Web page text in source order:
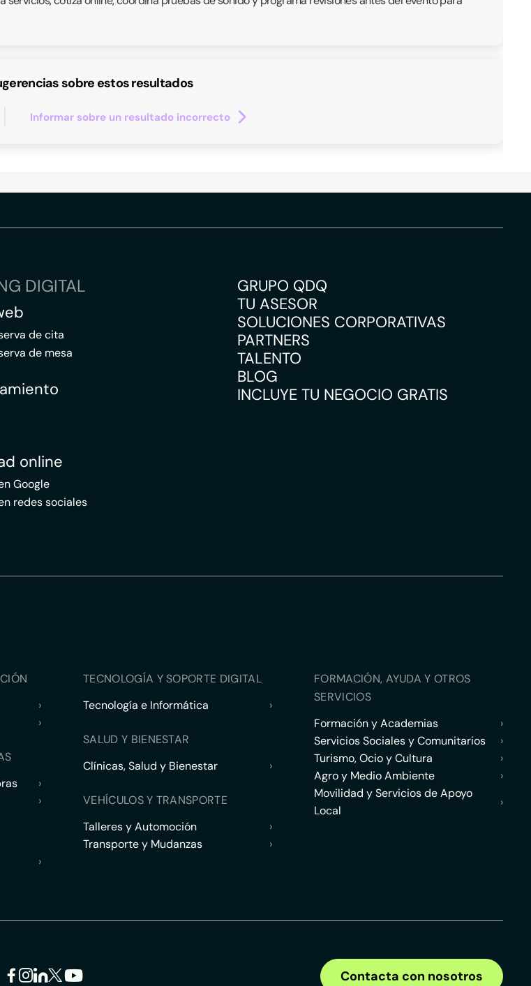
sobre estos resultados
Informar sobre un resultado incorrecto
DIGITAL
de cita
de mesa
online
Google
redes sociales
GRUPO QDQ
TU ASESOR
SOLUCIONES CORPORATIVAS
PARTNERS
TALENTO
BLOG
INCLUYE TU NEGOCIO GRATIS
›
›
›
›
›
TECNOLOGÍA Y SOPORTE DIGITAL
Tecnología e Informática
›
SALUD Y BIENESTAR
Clínicas, Salud y Bienestar
›
VEHÍCULOS Y TRANSPORTE
Talleres y Automoción
›
Transporte y Mudanzas
›
FORMACIÓN, AYUDA Y OTROS
SERVICIOS
Formación y Academias
›
Servicios Sociales y Comunitarios
›
Turismo, Ocio y Cultura
›
Agro y Medio Ambiente
›
Movilidad y Servicios de Apoyo
Local
›
Contacta con nosotros